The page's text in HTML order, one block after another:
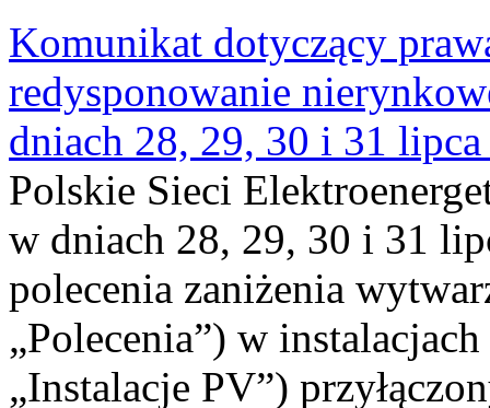
Komunikat dotyczący
redysponowanie
dniach 28, 29, 30 i 31
Polskie Sieci
w dniach 28, 29, 30 i 31
polecenia zaniżenia
„Polecenia”) w
„Instalacje PV”)